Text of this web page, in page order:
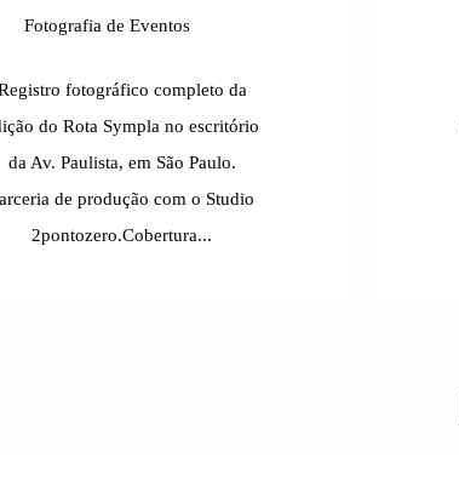
Fotografia de Eventos
fotográfico completo da
do Rota Sympla no escritório
da Av. Paulista, em São Paulo.
de produção com o Studio
2pontozero.Cobertura...